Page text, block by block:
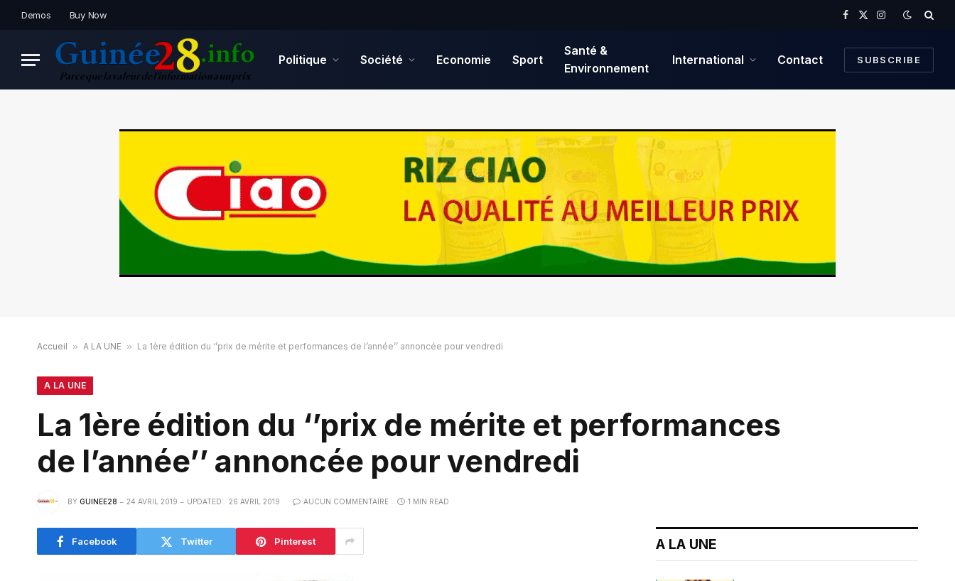
Demos Buy Now
Facebook
X
Instagram
Politique Société Economie Sport
Santé &
Environnement
International Contact SUBSCRIBE
Accueil » A LA UNE » La 1ère édition du ‘’prix de mérite et performances de l’année’’ annoncée pour vendredi
A LA UNE
La 1ère édition du ‘’prix de mérite et performances
de l’année’’ annoncée pour vendredi
BY GUINEE28 24 AVRIL 2019 UPDATED: 26 AVRIL 2019 AUCUN COMMENTAIRE 1 MIN READ
Facebook Twitter Pinterest A LA UNE